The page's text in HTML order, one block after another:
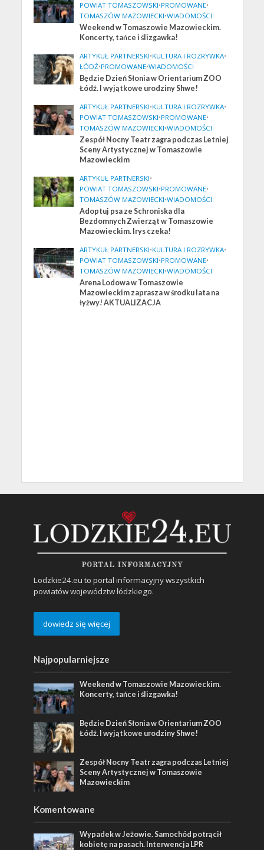
POWIAT TOMASZOWSKI•PROMOWANE•
TOMASZÓW MAZOWIECKI•WIADOMOŚCI
Weekend w Tomaszowie Mazowieckim.
Koncerty, tańce i ślizgawka!
ARTYKUŁ PARTNERSKI•KULTURA I ROZRYWKA•
ŁÓDŹ•PROMOWANE•WIADOMOŚCI
Będzie Dzień Słonia w Orientarium ZOO
Łódź. I wyjątkowe urodziny Shwe!
ARTYKUŁ PARTNERSKI•KULTURA I ROZRYWKA•
POWIAT TOMASZOWSKI•PROMOWANE•
TOMASZÓW MAZOWIECKI•WIADOMOŚCI
Zespół Nocny Teatr zagra podczas Letniej
Sceny Artystycznej w Tomaszowie
Mazowieckim
ARTYKUŁ PARTNERSKI•
POWIAT TOMASZOWSKI•PROMOWANE•
TOMASZÓW MAZOWIECKI•WIADOMOŚCI
Adoptuj psa ze Schroniska dla
Bezdomnych Zwierząt w Tomaszowie
Mazowieckim. Irys czeka!
ARTYKUŁ PARTNERSKI•KULTURA I ROZRYWKA•
POWIAT TOMASZOWSKI•PROMOWANE•
TOMASZÓW MAZOWIECKI•WIADOMOŚCI
Arena Lodowa w Tomaszowie
Mazowieckim zaprasza w środku lata na
łyżwy! AKTUALIZACJA
Lodzkie24.eu to portal informacyjny wszystkich
powiatów województw łódzkiego.
dowiedz się więcej
Najpopularniejsze
Weekend w Tomaszowie Mazowieckim.
Koncerty, tańce i ślizgawka!
Będzie Dzień Słonia w Orientarium ZOO
Łódź. I wyjątkowe urodziny Shwe!
Zespół Nocny Teatr zagra podczas Letniej
Sceny Artystycznej w Tomaszowie
Mazowieckim
Komentowane
Wypadek w Jeżowie. Samochód potrącił
kobietę na pasach. Interwencja LPR